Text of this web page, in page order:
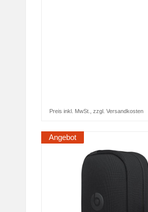
Preis inkl. MwSt., zzgl. Versandkosten
Angebot